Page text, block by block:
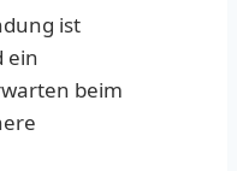
ist
ein
beim